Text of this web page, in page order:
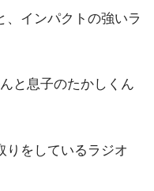
、インパクトの強いラ
と息子のたかしくん
りをしているラジオ